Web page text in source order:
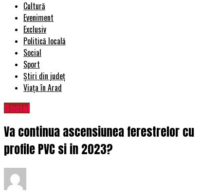
Cultură
Eveniment
Exclusiv
Politică locală
Social
Sport
Știri din județ
Viața în Arad
Social
Va continua ascensiunea ferestrelor cu
profile PVC si in 2023?